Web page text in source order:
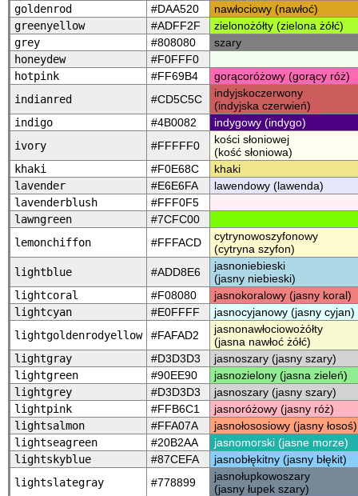
goldenrod
#DAA520
nawłociowy (nawłoć)
greenyellow
#ADFF2F
zielonożółty (zielona żółć)
grey
#808080
szary
honeydew
#F0FFF0
hotpink
#FF69B4
gorącoróżowy (gorący róż)
indianred
#CD5C5C
indyjskoczerwony
(indyjska czerwień)
indigo
#4B0082
indygowy (indygo)
ivory
#FFFFF0
kości słoniowej
(kość słoniowa)
khaki
#F0E68C
khaki
lavender
#E6E6FA
lawendowy (lawenda)
lavenderblush
#FFF0F5
lawngreen
#7CFC00
lemonchiffon
#FFFACD
cytrynowoszyfonowy
(cytryna szyfon)
lightblue
#ADD8E6
jasnoniebieski
(jasny niebieski)
lightcoral
#F08080
jasnokoralowy (jasny koral)
lightcyan
#E0FFFF
jasnocyjanowy (jasny cyjan)
lightgoldenrodyellow
#FAFAD2
jasnonawłociowożółty
(jasna nawłoć żółć)
lightgray
#D3D3D3
jasnoszary (jasny szary)
lightgreen
#90EE90
jasnozielony (jasna zieleń)
lightgrey
#D3D3D3
jasnoszary (jasny szary)
lightpink
#FFB6C1
jasnoróżowy (jasny róż)
lightsalmon
#FFA07A
jasnołososiowy (jasny łosoś)
lightseagreen
#20B2AA
jasnomorski (jasne morze)
lightskyblue
#87CEFA
jasnobłękitny (jasny błękit)
lightslategray
#778899
jasnołupkowoszary
(jasny łupek szary)